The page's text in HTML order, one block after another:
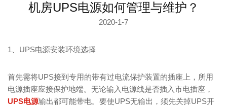
机房UPS电源如何管理与维护？
2020-1-7
1、UPS电源安装环境选择
首先需将UPS接到专用的带有过电流保护装置的插座上，所用
电源插座应接保护地端。无论输入电源线是否插入市电插座，
UPS电源输出都可能带电。要使UPS无输出，须先关掉UPS开